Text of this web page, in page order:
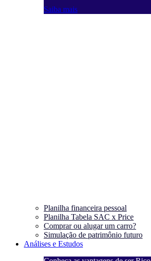
Saiba mais
Planilha financeira pessoal
Planilha Tabela SAC x Price
Comprar ou alugar um carro?
Simulação de patrimônio futuro
Análises e Estudos